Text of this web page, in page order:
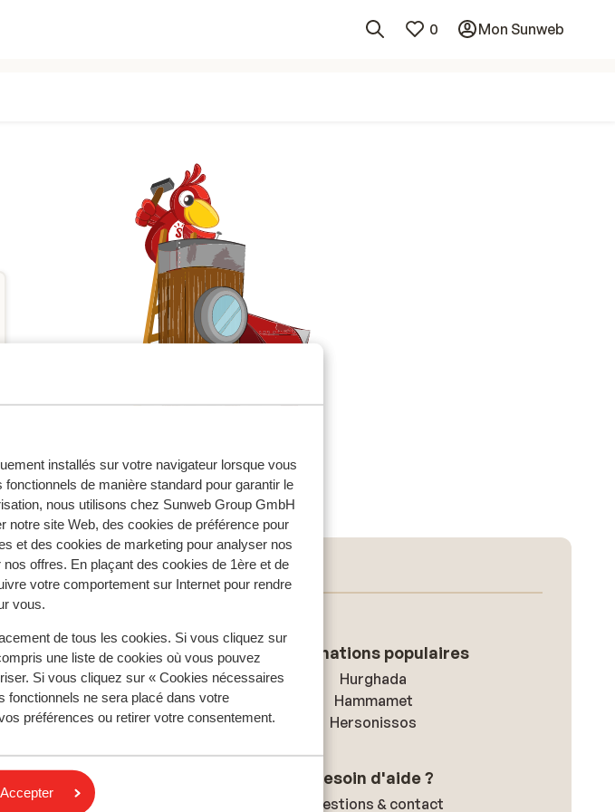
installés sur votre navigateur lorsque vous
de manière standard pour garantir le
nous utilisons chez Sunweb Group GmbH
notre site Web, des cookies de préférence pour
et des cookies de marketing pour analyser nos
offres. En plaçant des cookies de 1ère et de
votre comportement sur Internet pour rendre
vous.
de tous les cookies. Si vous cliquez sur
une liste de cookies où vous pouvez
Si vous cliquez sur « Cookies nécessaires
fonctionnels ne sera placé dans votre
préférences ou retirer votre consentement.
Accepter
0 Mon Sunweb
Collection by Marriott
Destinations populaires
Hurghada
Hammamet
Hersonissos
& cookies
confidentialité
Besoin d'aide ?
Questions & contact